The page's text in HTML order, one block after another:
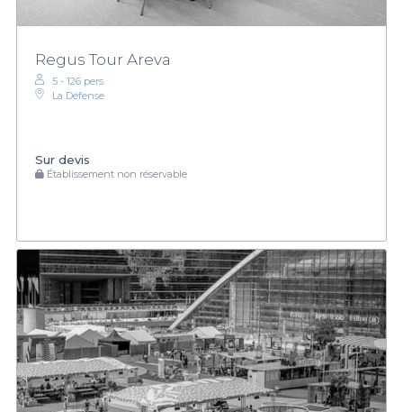
Regus Tour Areva
5 - 126 pers.
La Défense
Sur devis
Établissement non réservable